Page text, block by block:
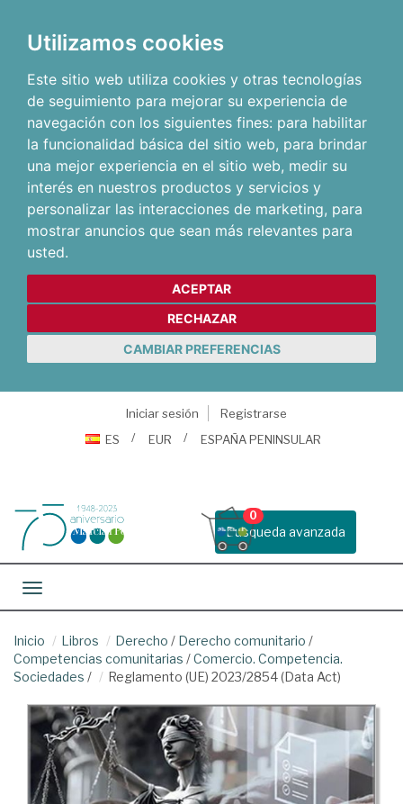
Utilizamos cookies
Este sitio web utiliza cookies y otras tecnologías
de seguimiento para mejorar su experiencia de
navegación con los siguientes fines: para habilitar
la funcionalidad básica del sitio web, para brindar
una mejor experiencia en el sitio web, medir su
interés en nuestros productos y servicios y
personalizar las interacciones de marketing, para
mostrar anuncios que sean más relevantes para
usted.
ACEPTAR
RECHAZAR
CAMBIAR PREFERENCIAS
Iniciar sesión
Registrarse
ES
EUR ESPAÑA PENINSULAR
Busqueda avanzada
0
Toggle navigation
Inicio Libros Derecho / Derecho comunitario /
Competencias comunitarias /Comercio. Competencia.
Sociedades / Reglamento (UE) 2023/2854 (Data Act)